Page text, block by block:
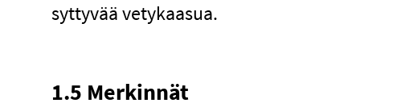
syttyvää vetykaasua.
1.5 Merkinnät